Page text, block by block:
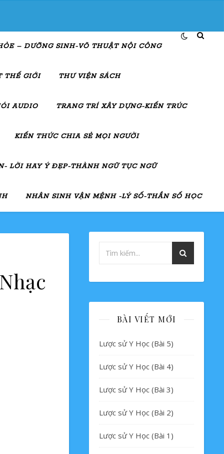
– DƯỠNG SINH-VÕ THUẬT NỘI CÔNG
THẾ GIỚI THƯ VIỆN SÁCH
AUDIO TRANG TRÍ XÂY DỰNG-KIẾN TRÚC
KIẾN THỨC CHIA SẺ MỌI NGƯỜI
LỜI HAY Ý ĐẸP-THÀNH NGỮ TỤC NGỮ
NHÂN SINH VẬN MỆNH -LÝ SỐ-THẦN SỐ HỌC
BÀI VIẾT MỚI
Lược sử Y Học (Bài 5)
Lược sử Y Học (Bài 4)
Lược sử Y Học (Bài 3)
Lược sử Y Học (Bài 2)
Lược sử Y Học (Bài 1)